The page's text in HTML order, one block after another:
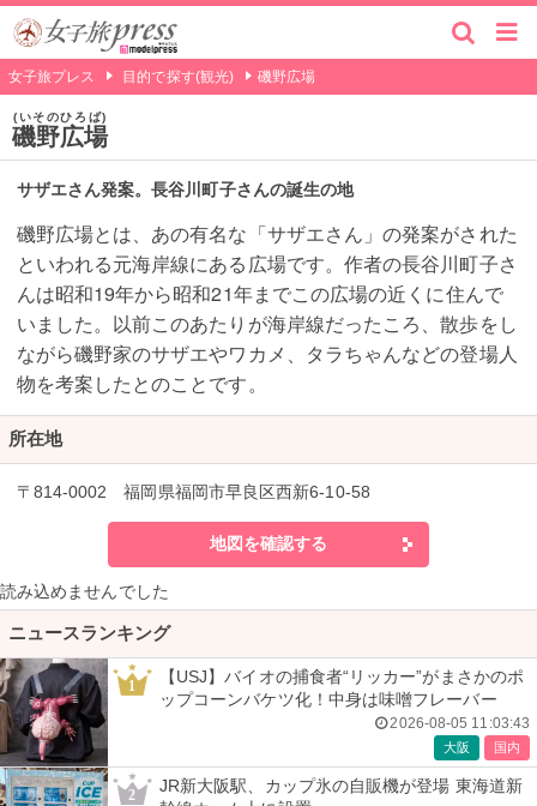
女子旅プレス 目的で探す(観光) 磯野広場
磯野広場
いそのひろば
サザエさん発案。長谷川町子さんの誕生の地
磯野広場とは、あの有名な「サザエさん」の発案がされた
といわれる元海岸線にある広場です。作者の長谷川町子さ
んは昭和19年から昭和21年までこの広場の近くに住んで
いました。以前このあたりが海岸線だったころ、散歩をし
ながら磯野家のサザエやワカメ、タラちゃんなどの登場人
物を考案したとのことです。
所在地
〒814-0002 福岡県福岡市早良区西新6-10-58
地図を確認する
読み込めませんでした
ニュースランキング
1
【USJ】バイオの捕食者“リッカー”がまさかのポ
ップコーンバケツ化！中身は味噌フレーバー
2026-08-05 11:03:43
大阪 国内
2
JR新大阪駅、カップ氷の自販機が登場 東海道新